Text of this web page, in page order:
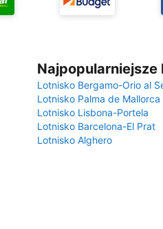
Lotnisko Bergamo-Orio al
Lotnisko Palma de Mallorca
Lotnisko Lisbona-Portela
Lotnisko Barcelona-El Prat
Lotnisko Alghero